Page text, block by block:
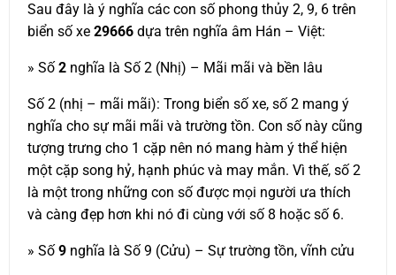
Sau đây là ý nghĩa các con số phong thủy 2, 9, 6 trên
biển số xe 29666 dựa trên nghĩa âm Hán – Việt:
» Số2 nghĩa là Số 2 (Nhị) – Mãi mãi và bền lâu
Số 2 (nhị – mãi mãi): Trong biển số xe, số 2 mang ý
nghĩa cho sự mãi mãi và trường tồn. Con số này cũng
tượng trưng cho 1 cặp nên nó mang hàm ý thể hiện
một cặp song hỷ, hạnh phúc và may mắn. Vì thế, số 2
là một trong những con số được mọi người ưa thích
và càng đẹp hơn khi nó đi cùng với số 8 hoặc số 6.
» Số9 nghĩa là Số 9 (Cửu) – Sự trường tồn, vĩnh cửu